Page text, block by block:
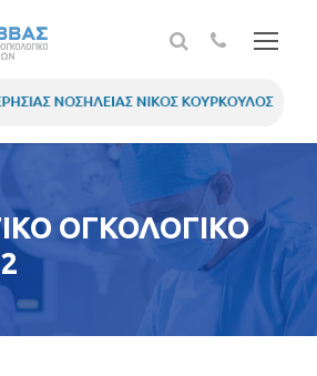
ΟΓΚΟΛΟΓΙΚΟ